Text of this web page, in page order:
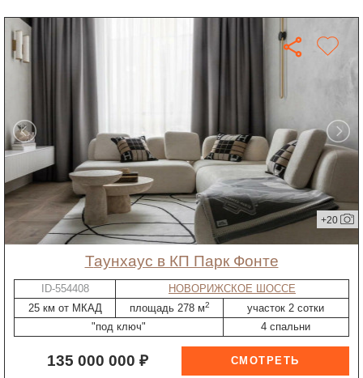
+20
таунхаус в КП Парк Фонте
ID-554408
НОВОРИЖСКОЕ ШОССЕ
25 км от МКАД
площадь 278 м2
участок 2 сотки
"под ключ"
4 спальни
135 000 000 ₽